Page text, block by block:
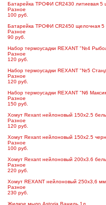
Батарейка ТРОФИ CR2430 литиевая 5
Разное
100 руб.
Батарейка ТРОФИ CR2450 щелочная 5
Разное
90 руб.
Набор термоусадки REXANT "№4
Разное
120 руб.
Набор термоусадки REXANT "№5
Разное
120 руб.
Набор термоусадки REXANT "N6
Разное
150 руб.
Хомут Rexant нейлоновый 150х2.5
Разное
120 руб.
Хомут Rexant нейлоновый 150х2.5
Разное
100 руб.
Хомут Rexant нейлоновый 200х3.6
Разное
220 руб.
Хомут REXANT нейлоновый 250х3,6
Разное
230 руб.
Жидкое мыло Astoria Ваниль 1л.